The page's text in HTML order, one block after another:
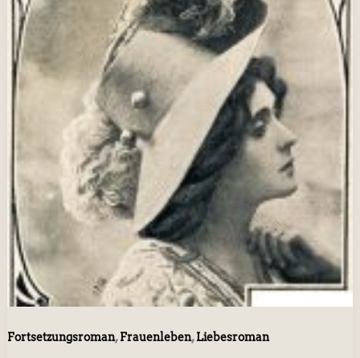
Fortsetzungsroman,Frauenleben,Liebesroman